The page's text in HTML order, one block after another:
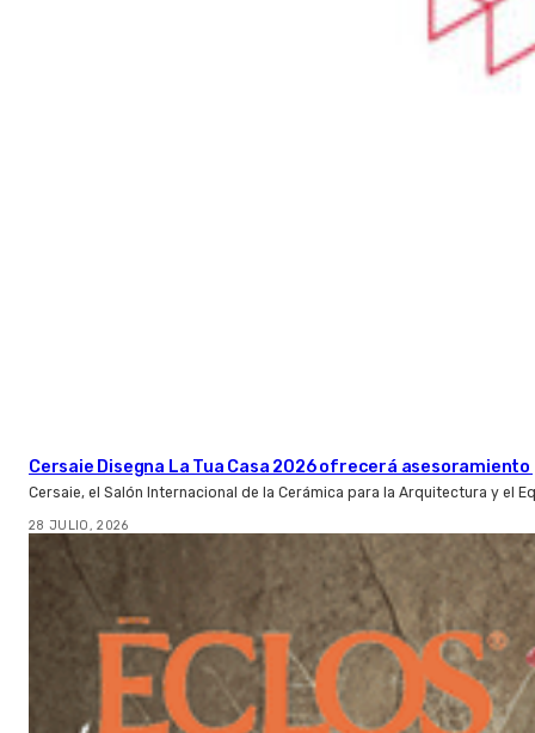
Cersaie Disegna La Tua Casa 2026 ofrecerá
Cersaie, el Salón Internacional de la Cerámica para la Arquitectura y el
28 JULIO, 2026